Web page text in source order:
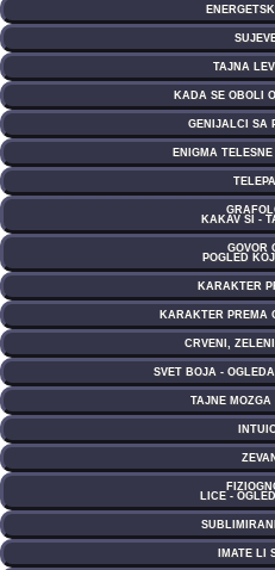
TAJNA
KADA SE OBOLI
GENIJALCI SA
ENIGMA
KAKAV SI -
GOVOR
POGLED
KARAKTER
KARAKTER PREMA
CRVENI,
SVET BOJA -
TAJNE
LICE -
IMATE LI